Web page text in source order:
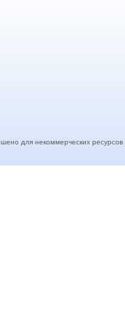
для некоммерческих